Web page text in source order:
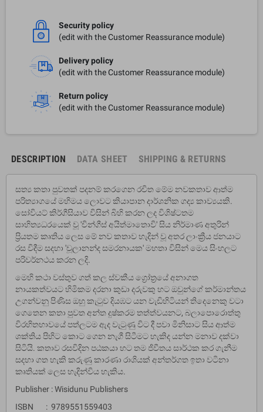
Security policy
(edit with the Customer Reassurance module)
Delivery policy
(edit with the Customer Reassurance module)
Return policy
(edit with the Customer Reassurance module)
DESCRIPTION DATA SHEET SHIPPING & RETURNS
සත්‍ය කතා පුවතක් පදනම් කරගෙන රචිත මේම නවකතාව ආත්ම
පරිත්‍යාගයේ මහිමය ලොවට කියාපාන දාර්ශනික ගද්‍ය කාව්‍යයකි.
සෝවියට් කිර්ගීසියාව විසින් බිහි කරන ලද විශිෂ්ටතම
සාහිත්‍යධරයෙක් වූ 'චින්ගීස් අයිත්මාතොවි' සිය නිර්මාණ අතුරින්
ප්‍රියතම කෘතිය ලෙස මේ නව කතාව හැදින් වූ අතර ලාංක්‍රීය ජනයාට
රස විදීම සදහා 'චූලානන්ද සමරනායක' මහතා විසින් මෙය සිංහලට
පරිවර්නථය කරන ලදි.
මෙහි කථා වස්තුව ගත් කල ස්වකීය ග්‍රෝත්‍රයේ අනාගත
නායකත්වයට හිමිකම දරනා කුඩා දරුවකු හට ඔවුන්ගේ කර්මාන්තය
උගන්වනු පිණිස ඔහු කැටුව දියඹට යන වැඩිහිටියන් තිදෙනෙකු වටා
ගෙතෙන කතා පුවත අන්ත දුෂ්කරම තත්ත්වයනට, බලාපොරොත්තු
විරහිතභාවයේ පත්ලටම ඇද වැටුණු විට දී පවා මිනිසාට සිය ආත්ම
ශක්තිය පිහිට කොට ගෙන නැගී සිටීමට හැකිද යන්න මනාව දක්වා
සිටියි. කතාව රසවිදින පඨකයා හට තම ජිවීතය සාර්ථක කර ගැනීම
සදහා ගත හැකි කරුණු කාරණා රාශියක් අන්තර්ගත ඉතා වටිනා
කෘතියක් ලෙස හැදින්විය හැකිය.
Publisher : Wisidunu Publishers
ISBN : 9789551559403